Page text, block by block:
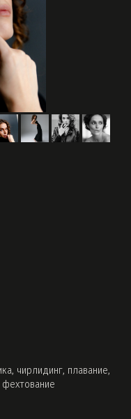
чирлидинг, плавание,